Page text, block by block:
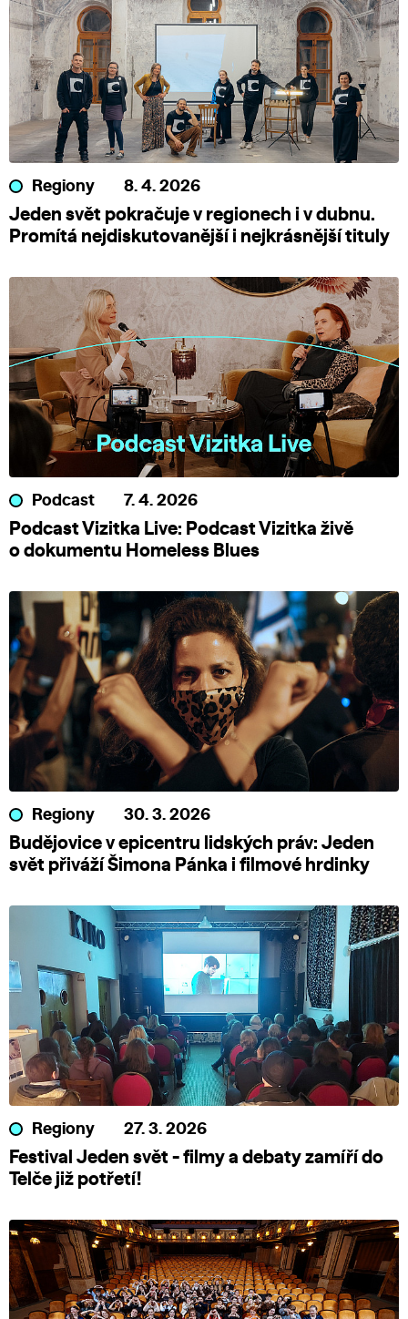
Regiony 8. 4. 2026
Jeden svět pokračuje v regionech i v dubnu.
Promítá nejdiskutovanější i nejkrásnější tituly
Podcast 7. 4. 2026
Podcast Vizitka Live: Podcast Vizitka živě
o dokumentu Homeless Blues
Regiony 30. 3. 2026
Budějovice v epicentru lidských práv: Jeden
svět přiváží Šimona Pánka i filmové hrdinky
Regiony 27. 3. 2026
Festival Jeden svět - filmy a debaty zamíří do
Telče již potřetí!